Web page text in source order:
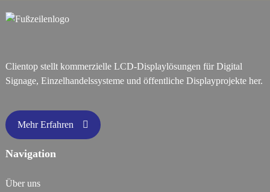
Clientop stellt kommerzielle LCD-Displaylösungen für Digital
Signage, Einzelhandelssysteme und öffentliche Displayprojekte her.
Mehr Erfahren
Navigation
Über uns